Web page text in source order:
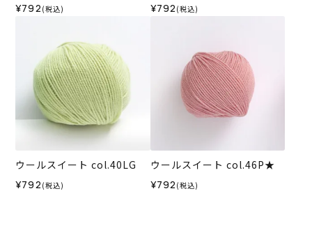
¥792 (税込) ¥792 (税込)
ウールスイート col.40LG
¥792 (税込)
ウールスイート col.46P★
¥792 (税込)